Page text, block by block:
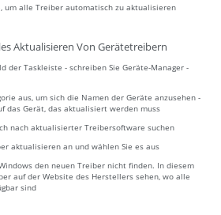
um alle Treiber automatisch zu aktualisieren
Aktualisieren Von Gerätetreibern
der Taskleiste - schreiben Sie Geräte-Manager -
aus, um sich die Namen der Geräte anzusehen -
das Gerät, das aktualisiert werden muss
nach aktualisierter Treibersoftware suchen
aktualisieren an und wählen Sie es aus
den neuen Treiber nicht finden. In diesem
auf der Website des Herstellers sehen, wo alle
sind